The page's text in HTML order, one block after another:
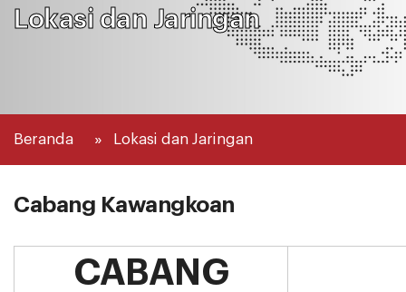
Lokasi dan Jaringan
Beranda Lokasi dan Jaringan
Cabang Kawangkoan
CABANG